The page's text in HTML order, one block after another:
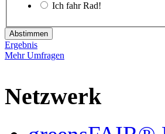
Ich fahr Rad!
Abstimmen
Ergebnis
Mehr Umfragen
Netzwerk